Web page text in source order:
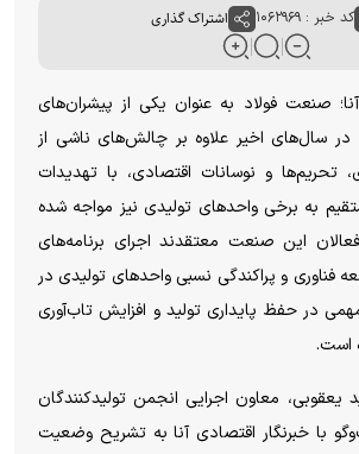
کد خبر : ۱۰۶۲۹۶۹ اشتراک گذاری
صنعت فولاد به عنوان یکی از پیشران‌های
در سال‌های اخیر علاوه بر چالش‌های ناشی از
تحریم‌ها و نوسانات اقتصادی، با تهدیدات
به برخی واحد‌های تولیدی نیز مواجه شده
این صنعت معتقدند اجرای برنامه‌های
فناوری و پراکندگی نسبی واحد‌های تولیدی در
در حفظ پایداری تولید و افزایش تاب‌آوری
است.
یعقوبی، معاون اجرایی انجمن تولیدکنندگان
با خبرنگار اقتصادی آنا به تشریح وضعیت